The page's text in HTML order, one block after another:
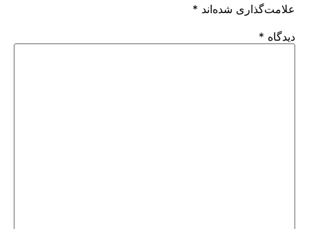
علامت‌گذاری شده‌اند *
دیدگاه *